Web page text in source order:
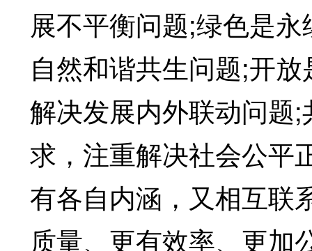
展不平衡问题;绿色是
自然和谐共生问题;开
解决发展内外联动问题
求，注重解决社会公平
有各自内涵，又相互联
质量、更有效率、更加